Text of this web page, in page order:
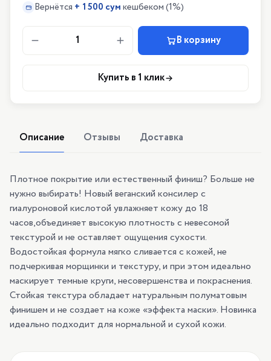
Вернётся + 1500 сумкешбеком(1%)
1 В корзину
Купить в 1 клик
Описание Отзывы Доставка
Плотное покрытие или естественный финиш? Больше не
нужно выбирать! Новый веганский консилер с
гиалуроновой кислотой увлажняет кожу до 18
часов,объединяет высокую плотность с невесомой
текстурой и не оставляет ощущения сухости.
Водостойкая формула мягко сливается с кожей, не
подчеркивая морщинки и текстуру, и при этом идеально
маскирует темные круги, несовершенства и покраснения.
Стойкая текстура обладает натуральным полуматовым
финишем и не создает на коже «эффекта маски». Новинка
идеально подходит для нормальной и сухой кожи.